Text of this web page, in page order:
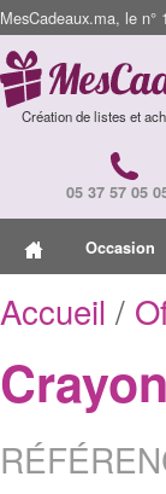
MesCadeaux.ma, le
Création de listes et
05 37 57 05
Occasion
Accueil /